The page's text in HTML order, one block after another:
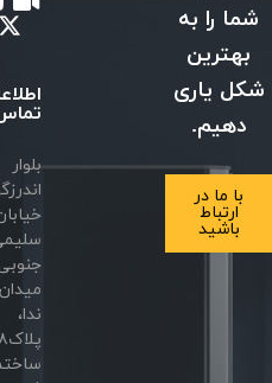
شما را به
بهترین
شکل یاری
دهیم.
با ما در
ارتباط
باشید
بلوار
میدان
ندا،